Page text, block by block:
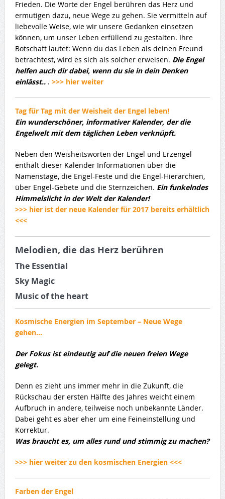
Frieden. Die Worte der Engel berühren das Herz und
ermutigen dazu, neue Wege zu gehen. Sie vermitteln auf
liebevolle Weise, wie wir unsere Gedanken einsetzen
können, um unser Leben erfüllend zu gestalten. Ihre
Botschaft lautet: Wenn du das Leben als deinen Freund
betrachtest, wird es sich als solcher erweisen. Die Engel
helfen auch dir dabei, wenn du sie in dein Denken
einlässt.. . >>> hier weiter
Tag für Tag mit der Weisheit der Engel leben!
Ein wunderschöner, informativer Kalender, der die
Engelwelt mit dem täglichen Leben verknüpft.
Neben den Weisheitsworten der Engel und Erzengel
enthält dieser Kalender Informationen über die
Namenstage, die Engel-Feste und die Engel-Hierarchien,
über Engel-Gebete und die Sternzeichen. Ein funkelndes
Himmelslicht in der Welt der Kalender!
>>> hier ist der neue Kalender für 2017 bereits erhältlich
<<<
Melodien, die das Herz berühren
The Essential
Sky Magic
Music of the heart
Kosmische Energien im September – Neue Wege
gehen…
Der Fokus ist eindeutig auf die neuen freien Wege
gelegt.
Denn es zieht uns immer mehr in die Zukunft, die
Rückschau der ersten Hälfte des Jahres weicht einem
Aufbruch in andere, teilweise noch unbekannte Länder.
Dabei geht es aber eher um eine Feineinstellung und
Korrektur.
Was braucht es, um alles rund und stimmig zu machen?
>>> hier weiter zu den kosmischen Energien <<<
Farben der Engel